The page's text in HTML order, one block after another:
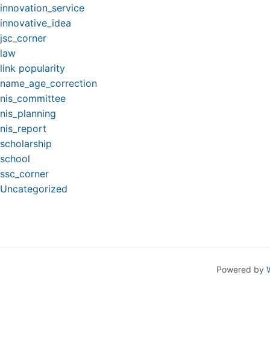
innovation_service
innovative_idea
jsc_corner
law
link popularity
name_age_correction
nis_committee
nis_planning
nis_report
scholarship
school
ssc_corner
Uncategorized
Powered by